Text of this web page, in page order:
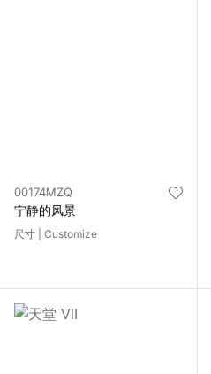
00174MZQ
宁静的风景
尺寸 | Customize